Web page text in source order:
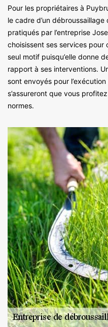
Pour les propriétaires à
le cadre d’un
pratiqués par l’entreprise
choisissent ses services pour
seul motif puisqu’elle donne
rapport à ses interventions.
sont envoyés pour
s’assureront que vous
normes.